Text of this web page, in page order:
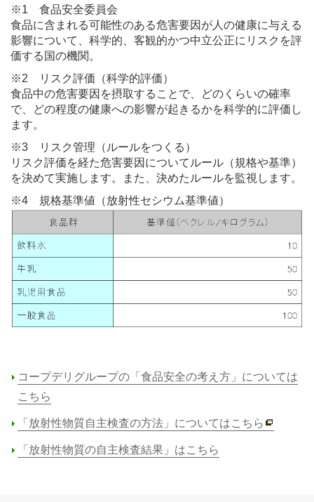
※1 食品安全委員会
食品に含まれる可能性のある危害要因が人の健康に与える
影響について、科学的、客観的かつ中立公正にリスクを評
価する国の機関。
※2 リスク評価（科学的評価）
食品中の危害要因を摂取することで、どのくらいの確率
で、どの程度の健康への影響が起きるかを科学的に評価し
ます。
※3 リスク管理（ルールをつくる）
リスク評価を経た危害要因についてルール（規格や基準）
を決めて実施します。また、決めたルールを監視します。
※4 規格基準値（放射性セシウム基準値）
コープデリグループの「食品安全の考え方」については
こちら
「放射性物質自主検査の方法」についてはこちら
「放射性物質の自主検査結果」はこちら